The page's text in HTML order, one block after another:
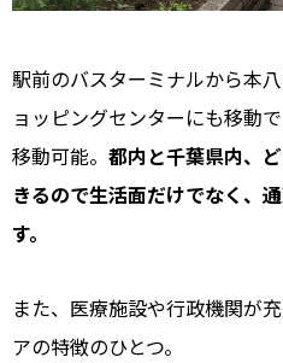
駅前のバスターミナルから本
ョッピングセンターにも移動
移動可能。 都内と千葉県内、
きるので生活面だけでなく、
す。
また、医療施設や行政機関が
アの特徴のひとつ。